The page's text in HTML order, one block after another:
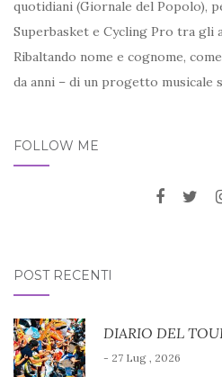
quotidiani (Giornale del Popolo),
Superbasket e Cycling Pro tra gli
Ribaltando nome e cognome,
da anni – di un progetto musicale
FOLLOW ME
POST RECENTI
DIARIO DEL
- 27 Lug , 2026